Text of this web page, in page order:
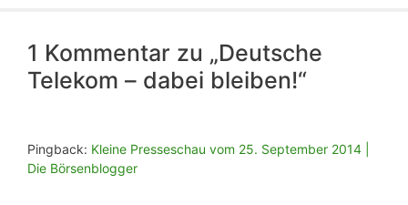
1 Kommentar zu „Deutsche
Telekom – dabei bleiben!“
Pingback: Kleine Presseschau vom 25. September 2014 |
Die Börsenblogger